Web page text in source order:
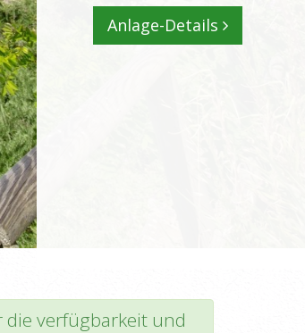
Anlage-Details
verfügbarkeit und